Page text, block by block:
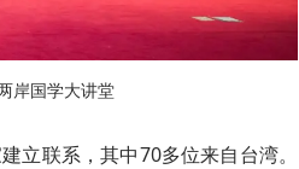
岸国学大讲堂
立联系，其中70多位来自台湾。